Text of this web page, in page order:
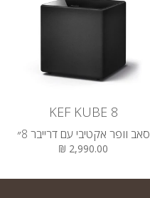
KEF KUBE 8
סאב וופר אקטיבי עם דרייבר 8״
2,990.00 ₪